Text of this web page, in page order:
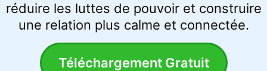
réduire les luttes de pouvoir et construire
une relation plus calme et connectée.
Téléchargement Gratuit